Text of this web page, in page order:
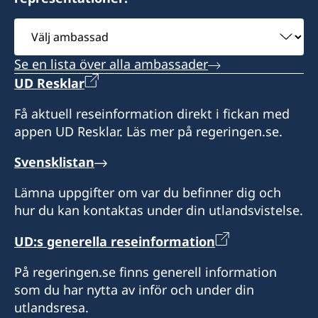
Sekreterare
Anita Husell-Karlström
Paulina Ahokas
Konsul
Christian Näsman
Sekreterare
Maarit Näsman
OBS: Konsulatet är stängt 6.7-9.8.
Konsul
Sekreterare
Fredrik Salonen
Välj
ambassad
Se en lista över alla ambassader
UD Resklar
Få aktuell reseinformation direkt i fickan med
appen UD Resklar. Läs mer på regeringen.se.
Svensklistan
Lämna uppgifter om var du befinner dig och
hur du kan kontaktas under din utlandsvistelse.
UD:s generella reseinformation
På regeringen.se finns generell information
som du har nytta av inför och under din
utlandsresa.